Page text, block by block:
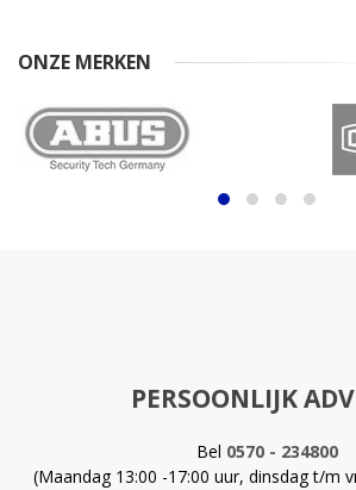
ONZE MERKEN
PERSOONLIJK
Bel 0570 - 234800
(Maandag 13:00 -17:00 uur, dinsdag t/m